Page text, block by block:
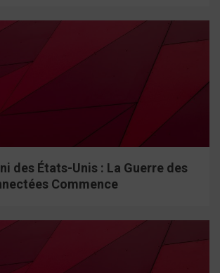
des États-Unis : La Guerre des
Commence